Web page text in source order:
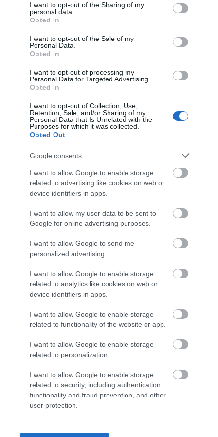
not limited to your visit or usage behaviour. You may click to
grant or deny consent to Google and its third-party tags to
use your data for below specified purposes in below Google
consent section.
I want to opt-out of the Sharing of my
personal data.
Opted In
I want to opt-out of the Sale of my
Personal Data.
Opted In
I want to opt-out of processing my
Personal Data for Targeted Advertising.
Opted In
I want to opt-out of Collection, Use,
Retention, Sale, and/or Sharing of my
Personal Data that Is Unrelated with the
Purposes for which it was collected.
Opted Out
Google consents
I want to allow Google to enable storage
related to advertising like cookies on web or
device identifiers in apps.
I want to allow my user data to be sent to
Google for online advertising purposes.
I want to allow Google to send me
personalized advertising.
I want to allow Google to enable storage
related to analytics like cookies on web or
device identifiers in apps.
I want to allow Google to enable storage
related to functionality of the website or app.
I want to allow Google to enable storage
related to personalization.
I want to allow Google to enable storage
related to security, including authentication
functionality and fraud prevention, and other
user protection.
ΚΟΣΜΟΣ
Αυστρία: Απολύθηκε γιατρός επειδή είπε ότι η
Άουσβιτς!
Eurovision 2026: Τι θα γίνει τελικά με τη
συμμετοχή του Ισραήλ, τι υποστηρίζει ο
καγκελάριος της Αυστρίας